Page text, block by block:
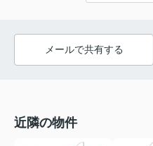
メールで共有する
近隣の物件